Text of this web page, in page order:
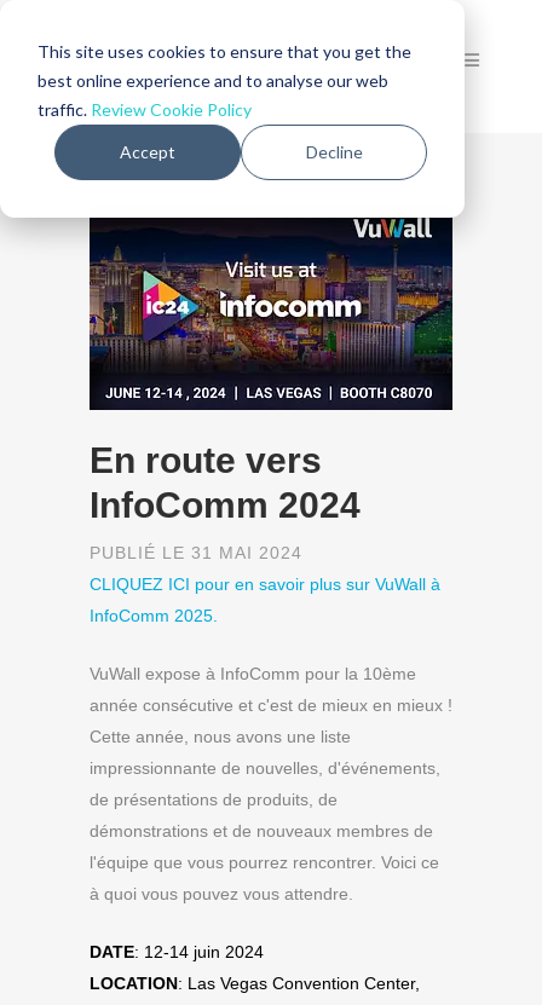
This site uses cookies to ensure that you get the
best online experience and to analyse our web
traffic. Review Cookie Policy
Accept Decline
En route vers
InfoComm 2024
PUBLIÉ LE 31 MAI 2024
CLIQUEZ ICI pour en savoir plus sur VuWall à
InfoComm 2025.
VuWall expose à InfoComm pour la 10ème
année consécutive et c'est de mieux en mieux !
Cette année, nous avons une liste
impressionnante de nouvelles, d'événements,
de présentations de produits, de
démonstrations et de nouveaux membres de
l'équipe que vous pourrez rencontrer. Voici ce
à quoi vous pouvez vous attendre.
DATE: 12-14 juin 2024
LOCATION: Las Vegas Convention Center,